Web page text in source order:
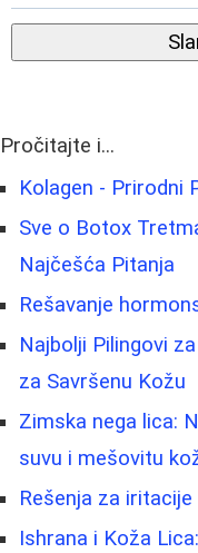
Pročitajte i...
Kolagen - Prirodni
Sve o Botox
Najčešća Pitanja
Rešavanje
Najbolji Pilingovi
za Savršenu Kožu
Zimska nega lica:
suvu i mešovitu
Rešenja za
Ishrana i Koža